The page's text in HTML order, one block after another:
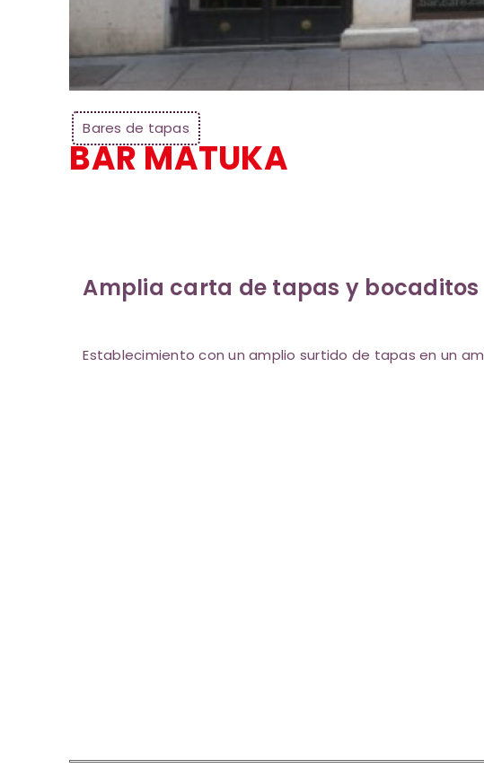
Bares de tapas
BAR MATUKA
Amplia carta de tapas y bocaditos
Establecimiento con un amplio surtido de tapas en un